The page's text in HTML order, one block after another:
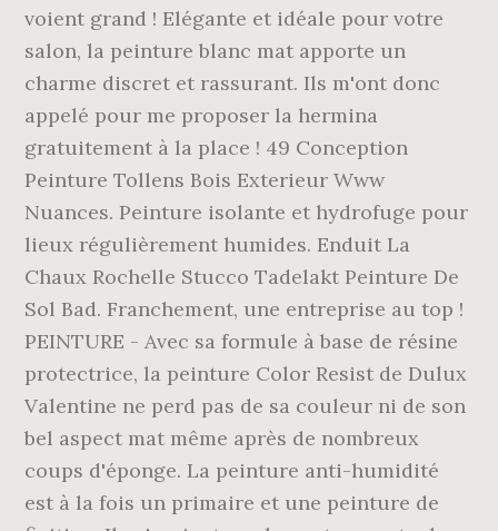
voient grand ! Elégante et idéale pour votre
salon, la peinture blanc mat apporte un
charme discret et rassurant. Ils m'ont donc
appelé pour me proposer la hermina
gratuitement à la place ! 49 Conception
Peinture Tollens Bois Exterieur Www
Nuances. Peinture isolante et hydrofuge pour
lieux régulièrement humides. Enduit La
Chaux Rochelle Stucco Tadelakt Peinture De
Sol Bad. Franchement, une entreprise au top !
PEINTURE - Avec sa formule à base de résine
protectrice, la peinture Color Resist de Dulux
Valentine ne perd pas de sa couleur ni de son
bel aspect mat même après de nombreux
coups d'éponge. La peinture anti-humidité
est à la fois un primaire et une peinture de